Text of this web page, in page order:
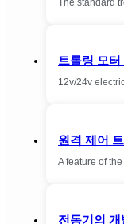
The standard
트롤링 모
12v/24v
원격 제어
A feature of
전동기의